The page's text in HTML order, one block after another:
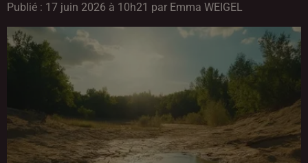
Publié : 17 juin 2026 à 10h21 par Emma WEIGEL